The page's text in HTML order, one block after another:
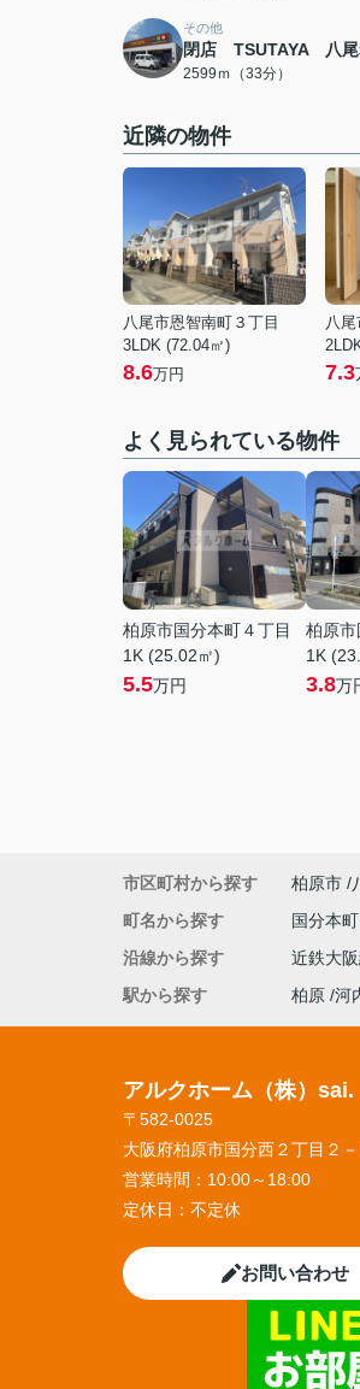
その他
閉店 TSUTAYA 八尾
2599ｍ（33分）
近隣の物件
八尾市恩智南町３丁目
3LDK (72.04㎡)
8.6万円
八尾
7.3
よく見られている物件
柏原市国分本町４丁目
1K (25.02㎡)
5.5万円
柏原市
1K
3.8万
市区町村から探す 柏原市
町名から探す
国分本町
沿線から探す
近鉄大
駅から探す
柏原 河
アルクホーム（株）sai.
〒582-0025
大阪府柏原市国分西２丁目２
営業時間： 10:00～18:00
定休日： 不定休
お問い合わせ